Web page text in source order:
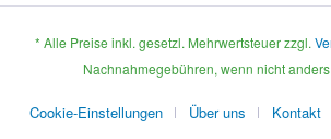
* Alle Preise inkl. gesetzl. Mehrwertsteuer zzgl.
Nachnahmegebühren, wenn nicht
Cookie-Einstellungen Über uns Kontakt